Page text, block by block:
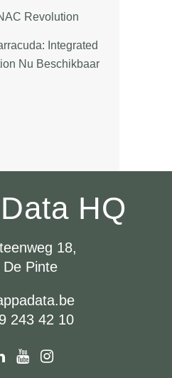
Revolution
Integrated
Nu Beschikbaar
HQ
18,
De Pinte
243 42 10